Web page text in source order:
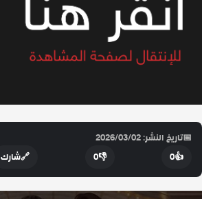
📅تاريخ النشر: 2026/03/02
👍
0
👎
0
🔗شارك